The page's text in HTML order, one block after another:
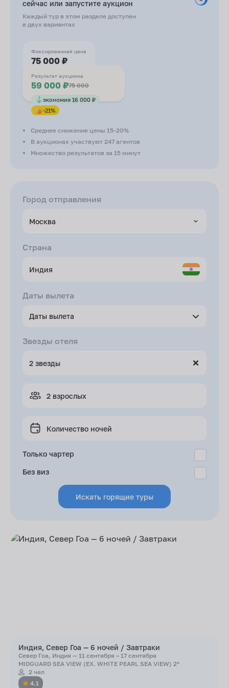
сейчас или запустите аукцион
Каждый тур в этом разделе доступен
в двух вариантах
Фиксированная цена
75 000 ₽
Результат аукциона
59 000 ₽75 000
экономия 16 000 ₽
-21%
Среднее снижение цены 15-20%
В аукционах участвуют 247 агентов
Множество результатов за 15 минут
Город отправления
Страна
Даты вылета
Даты вылета
Звезды отеля
2 взрослых
Количество ночей
Только чартер
Без виз
Искать горящие туры
Индия, Север Гоа — 6 ночей / Завтраки
Север Гоа, Индия — 11 сентября – 17 сентября
MIDGUARD SEA VIEW (EX. WHITE PEARL SEA VIEW) 2*
2 чел
4.1